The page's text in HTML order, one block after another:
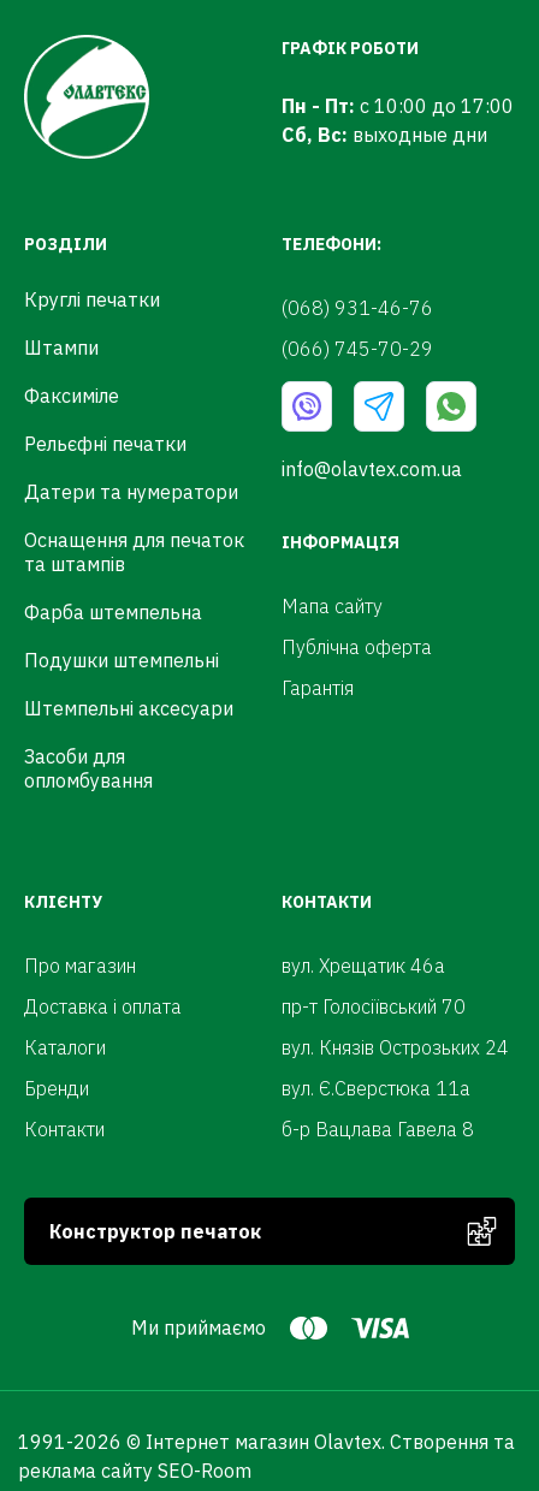
ГРАФІК РОБОТИ
Пн - Пт: с 10:00 до 17:00
Сб, Вс: выходные дни
РОЗДІЛИ
Круглі печатки
Штампи
Факсиміле
Рельєфні печатки
Датери та нумератори
Оснащення для печаток
та штампів
Фарба штемпельна
Подушки штемпельні
Штемпельні аксесуари
Засоби для
опломбування
ТЕЛЕФОНИ:
(068) 931-46-76
(066) 745-70-29
info@olavtex.com.ua
ІНФОРМАЦІЯ
Мапа сайту
Публічна оферта
Гарантія
КЛІЄНТУ
Про магазин
Доставка і оплата
Каталоги
Бренди
Контакти
КОНТАКТИ
вул. Хрещатик 46а
пр-т Голосіївський 70
вул. Князів Острозьких 24
вул. Є.Сверстюка 11а
б-р Вацлава Гавела 8
Конструктор печаток
Ми приймаємо
1991-2026 © Інтернет магазин Olavtex. Створення та
реклама сайту SEO-Room